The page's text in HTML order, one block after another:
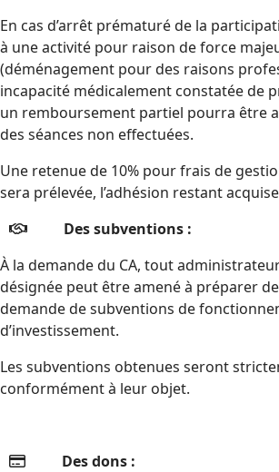
En cas d’arrêt prématuré de la
à une activité pour raison de force
(déménagement pour des raisons
incapacité médicalement constatée de
un remboursement partiel pourra être
des séances non effectuées.
Une retenue de 10% pour frais de
sera prélevée, l’adhésion restant acquise
Des subventions :
À la demande du CA, tout
désignée peut être amené à préparer
demande de subventions de
d’investissement.
Les subventions obtenues seront
conformément à leur objet.
Des dons :